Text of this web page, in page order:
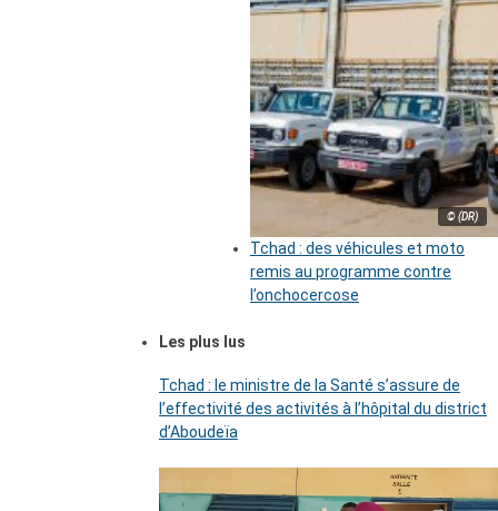
© (DR)
Tchad : des véhicules et moto
remis au programme contre
l’onchocercose
Les plus lus
Tchad : le ministre de la Santé s’assure de
l’effectivité des activités à l’hôpital du district
d’Aboudeïa